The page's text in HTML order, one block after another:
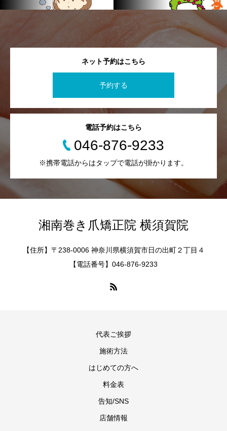
ネット予約はこちら
予約する
電話予約はこちら
046-876-9233
※携帯電話からはタップで電話が掛かります。
湘南巻き爪矯正院 横須賀院
【住所】〒238-0006 神奈川県横須賀市日の出町２丁目４
【電話番号】046-876-9233
代表ご挨拶
施術方法
はじめての方へ
料金表
告知/SNS
店舗情報